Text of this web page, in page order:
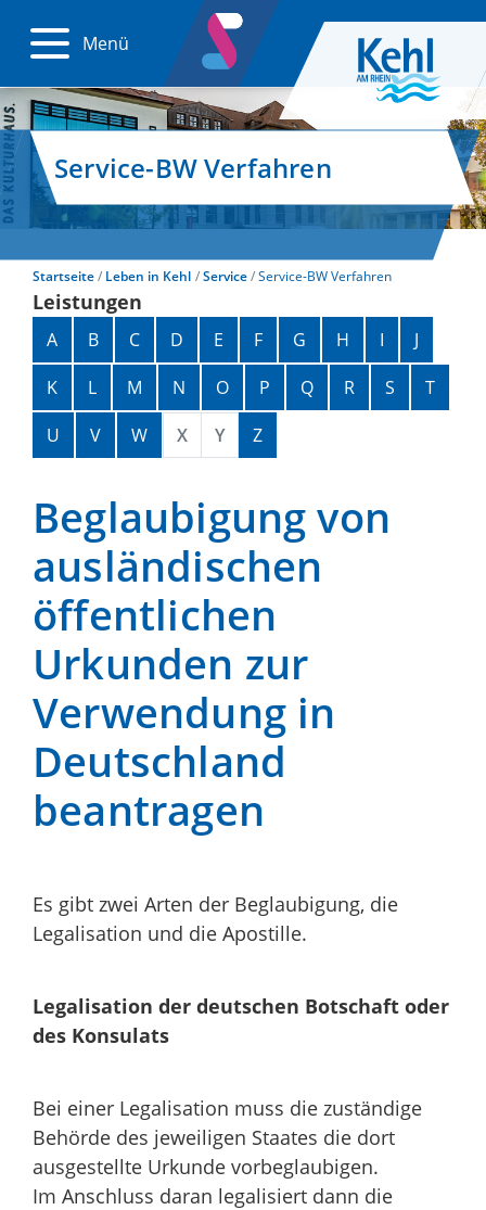
Menü
Service-BW Verfahren
Startseite Leben in Kehl Service Service-BW Verfahren
Leistungen
Alphabetisches Register überspringen
A B C D E F G H I
J
K
L M N O P Q R S
T
U
V W X Y Z
Beglaubigung von
ausländischen
öffentlichen
Urkunden zur
Verwendung in
Deutschland
beantragen
Es gibt zwei Arten der Beglaubigung, die
Legalisation und die Apostille.
Legalisation der deutschen Botschaft oder
des Konsulats
Bei einer Legalisation muss die zuständige
Behörde des jeweiligen Staates die dort
ausgestellte Urkunde vorbeglaubigen.
Im Anschluss daran legalisiert dann die